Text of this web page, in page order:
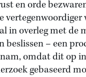
en orde
vertegenwoordiger
in overleg met de
– een
omdat dit op
gebaseerd